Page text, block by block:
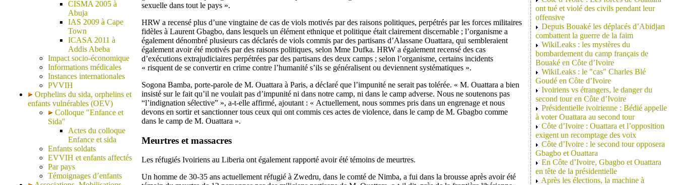
CISMA 2005 à
Abuja
IAS 2009 à Cape
Town
ICASA 2011 à
Addis Abeba
Impact socio-économique
Informations médicales
Instances internationales
PVVIH
Orphelins du sida, orphelins et
enfants vulnérables (OEV)
Colloque "Enfance et
Sida"
Actes du colloque
Enfance et sida
Enfants soldats
EVVIH et enfants affectés
Par pays
Témoignages d’enfants
sexuelle dans tout le pays ».
HRW a recensé plus d’une vingtaine de cas de viols motivés par des raisons politiques, perpétrés par les forces militaires
fidèles à Laurent Gbagbo, dans lesquels un élément ethnique et politique était clairement discernable ; l’organisme a
également dénombré plusieurs cas déclarés de viols commis par des partisans d’Alassane Ouattara, qui sembleraient
également avoir été motivés par des raisons politiques, selon Mme Dufka. HRW a également recensé des cas
d’exécutions extrajudiciaires perpétrées par des partisans des deux camps ; selon l’organisme, certains incidents
« risquent de se convertir en crime contre l’humanité s’ils se généralisent ou deviennent systématiques ».
Sogona Bamba, porte-parole de M. Ouattara à Paris, a déclaré que l’impunité ne serait pas tolérée. « M. Ouattara a bien
insisté sur le fait qu’il ne voulait pas d’impunité ni dans notre camp, ni dans le camp adverse. Nous ne soutenons pas
“l’indignation sélective” », a-t-elle affirmé, ajoutant : « Actuellement, nous sommes pris dans un engrenage et nous
devons en sortir et sanctionner tous ceux qui ont commis ces actes de violence, dans le camp de M. Gbagbo comme
dans le camp de M. Ouattara ».
Meurtres et massacres
Les réfugiés Ivoiriens au Liberia ont également rapporté avoir été témoins de meurtres.
Un homme de 30-35 ans actuellement réfugié à Zwedru, dans le comté de Nimba, a fui dans la brousse après avoir été
ont tué et violé des civils pendant leur
offensive
Depuis Bouaké les déplacés d’Abidjan
combattent la guerre de la faim
WikiLeaks : les mystères du
bombardement du camp français de
Bouaké en Côte d’Ivoire
WikiLeaks : le "cas" Charles Blé
Goudé en Côte d’Ivoire
Ivoiriens vs étrangers, le danger du
second tour en Côte d’Ivoire
Présidentielle ivoirienne : Bédié appelle
à voter Ouattara au second tour
Côte d’Ivoire : Ouattara et l’opposition
exigent un recomptage des voix
Côte d’Ivoire : le second tour opposera
Gbagbo et Ouattara
En Côte d’Ivoire, Gbagbo et Ouattara
en tête de la présidentielle
Après les élections, la machine à